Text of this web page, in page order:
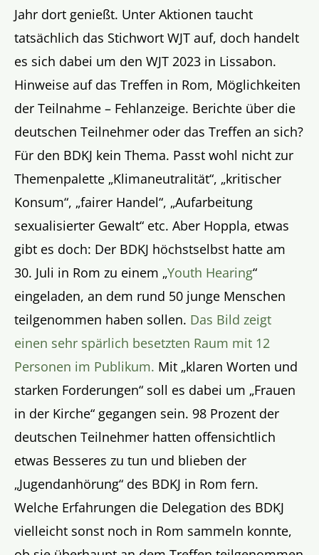
Jahr dort genießt. Unter Aktionen taucht
tatsächlich das Stichwort WJT auf, doch handelt
es sich dabei um den WJT 2023 in Lissabon.
Hinweise auf das Treffen in Rom, Möglichkeiten
der Teilnahme – Fehlanzeige. Berichte über die
deutschen Teilnehmer oder das Treffen an sich?
Für den BDKJ kein Thema. Passt wohl nicht zur
Themenpalette „Klimaneutralität“, „kritischer
Konsum“, „fairer Handel“, „Aufarbeitung
sexualisierter Gewalt“ etc. Aber Hoppla, etwas
gibt es doch: Der BDKJ höchstselbst hatte am
30. Juli in Rom zu einem „Youth Hearing“
eingeladen, an dem rund 50 junge Menschen
teilgenommen haben sollen. Das Bild zeigt
einen sehr spärlich besetzten Raum mit 12
Personen im Publikum. Mit „klaren Worten und
starken Forderungen“ soll es dabei um „Frauen
in der Kirche“ gegangen sein. 98 Prozent der
deutschen Teilnehmer hatten offensichtlich
etwas Besseres zu tun und blieben der
„Jugendanhörung“ des BDKJ in Rom fern.
Welche Erfahrungen die Delegation des BDKJ
vielleicht sonst noch in Rom sammeln konnte,